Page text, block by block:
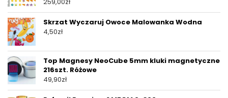
Skrzat Wyczaruj Owoce Malowanka Wodna
4,50zł
Top Magnesy NeoCube 5mm kluki magnetyczne
216szt. Różowe
49,90zł